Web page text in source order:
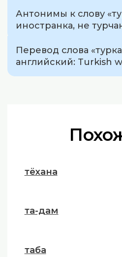
Антонимы к слову
иностранка, не
Перевод слова
английский: Turkish
тёхана
та-дам
таба